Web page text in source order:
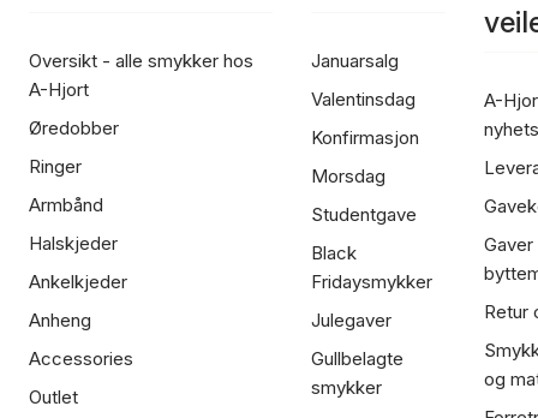
Oversikt - alle smykker hos
A-Hjort
Øredobber
Ringer
Armbånd
Halskjeder
Ankelkjeder
Anheng
Accessories
Outlet
Januarsalg
Valentinsdag
Konfirmasjon
Morsdag
Studentgave
Black
Fridaysmykker
Julegaver
Gullbelagte
smykker
A-
Retur
og